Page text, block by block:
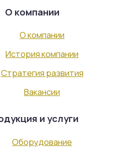
резюме
О компании
О компании
История компании
Стратегия развития
Вакансии
и услуги
Оборудование